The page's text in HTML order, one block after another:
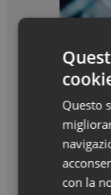
Questo
con la